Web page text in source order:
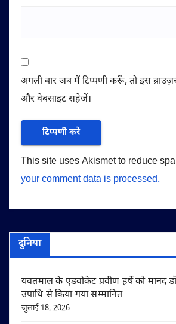
अगली बार जब मैं टिप्पणी करूँ, तो इस
और वेबसाइट सहेजें।
This site uses Akismet to reduce
your comment data is processed.
दुनिया
यवतमाल के एडवोकेट प्रवीण हर्षे को मानद
उपाधि से किया गया सम्मानित
जुलाई 18, 2026